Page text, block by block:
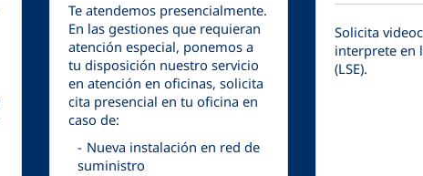
Te atendemos presencialmente.
En las gestiones que requieran
atención especial, ponemos a
tu disposición nuestro servicio
en atención en oficinas, solicita
cita presencial en tu oficina en
caso de:
Nueva instalación en red de
suministro
Solicita
interprete en
(LSE).